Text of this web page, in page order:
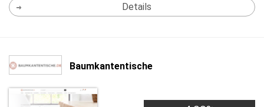
Details
Baumkantentische